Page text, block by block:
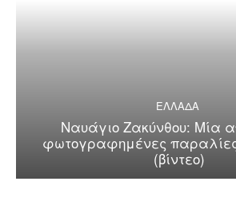
ΕΛΛΑΔΑ
Ναυάγιο Ζακύνθου: Μία
φωτογραφημένες
(βίντεο)